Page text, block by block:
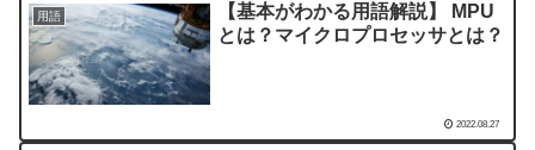
用語
【基本がわかる用語解説】 MPU
とは？マイクロプロセッサとは？
2022.08.27